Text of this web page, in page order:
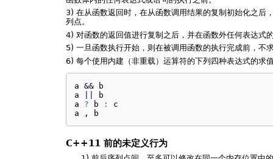
3) 在从函数返回时，在从函数调用结果的复制初始化之后
列点。
4) 对函数的返回值进行复制之后，并在函数外任何表达式
5) 一旦函数执行开始，则在被调用函数的执行完成前，不
6) 每个使用内建（非重载）运算符的下列四种表达式的求
a && b
a
b
a ? b :
c
a , b
C++11 前的未定义行为